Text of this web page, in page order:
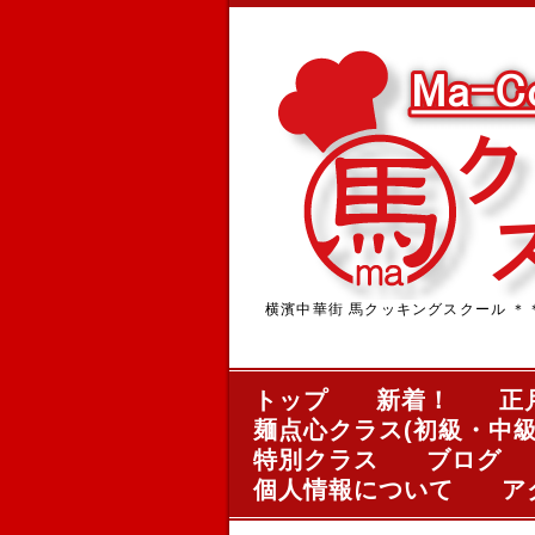
横濱中華街 馬クッキングスクール
トップ 新着！
正
麺点心クラス(初級・中
特別クラス
ブログ
個人情報について
ア